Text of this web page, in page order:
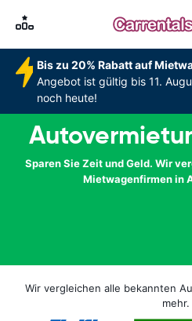
Bis zu 20% Rabatt auf
Angebot ist gültig bis 11.
noch heute!
Sparen Sie Zeit und Geld. Wir
Mietwagenfirmen in
Wir vergleichen alle bekannten
mehr.